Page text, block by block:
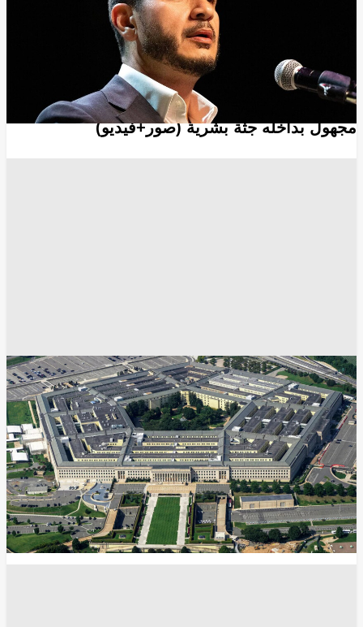
انسخ الرابط
أخبار العالم
البنتاغون يرفع السرية عن حادثة تحطم جسم طائر
مجهول بداخله جثة بشرية (صور+فيديو)
البنتاغون الفضاء دونالد ترامب
15966
Save post
Share انسخ الرابط
الصحة
أمراض اللثة قد تنذر بحالة صحية أكثر خطورة مما
نتصور